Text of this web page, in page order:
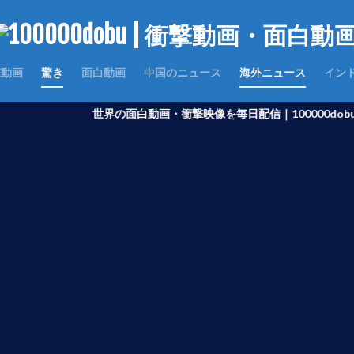
画 驚き 面白動画 中国のニュース 海外ニュース イン
世界の面白動画・衝撃映像を毎日配信｜100000dobu